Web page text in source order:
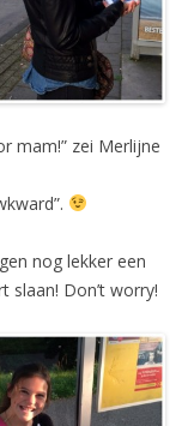
mam!” zei Merlijne
nog lekker een
Don’t worry!